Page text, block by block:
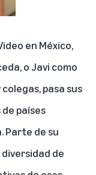
en México,
o Javi como
pasa sus
países
Parte de su
de